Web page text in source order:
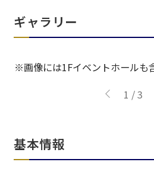
ギャラリー
※画像には1Fイベントホールも
1 /3
基本情報